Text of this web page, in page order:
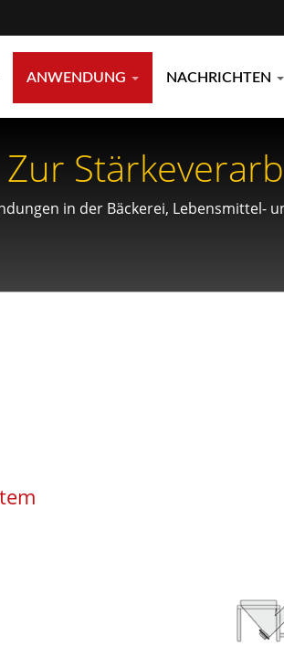
ANWENDUNG NACHRICHTEN
in der Bäckerei, Lebensmittel-